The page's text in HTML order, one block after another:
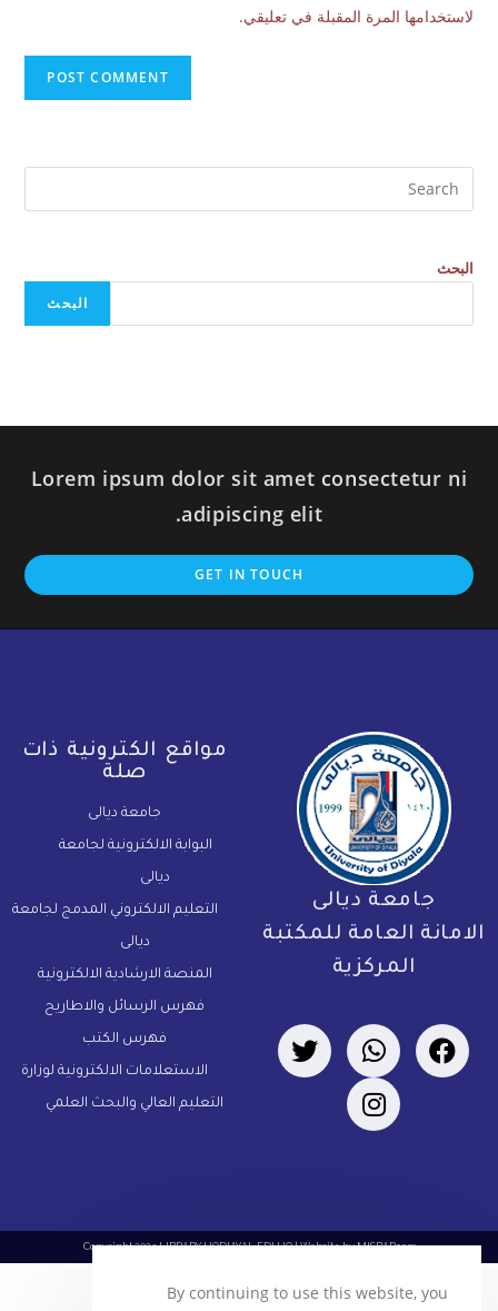
لاستخدامها المرة المقبلة في تعليقي.
البحث
البحث
Lorem ipsum dolor sit amet consectetur ni
adipiscing elit.
GET IN TOUCH
جامعة ديالى
العامة للمكتبة
المركزية
مواقع الكترونية ذات
صلة
جامعة ديالى
البوابة الالكترونية لجامعة
ديالى
التعليم الالكتروني المدمج لجامعة
ديالى
المنصة الارشادية الالكترونية
فهرس الرسائل والاطاريح
فهرس الكتب
الاستعلامات الالكترونية لوزارة
التعليم العالي والبحث العلمي
Copyright 2023 LIBRARY.UODIAYAL.EDU.IQ | Website byMISBARcom
By continuing to use this website, you